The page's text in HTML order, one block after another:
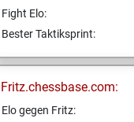
Fight Elo:
Bester Taktiksprint:
Fritz.chessbase.com:
Elo gegen Fritz: